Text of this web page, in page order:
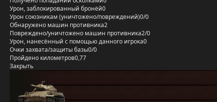
Урон, заблокированный бронёй0
Урон союзникам (уничтожено/повреждений)0/0
Обнаружено машин противника2
Повреждено/уничтожено машин противника2/0
Урон, нанесённый с помощью данного игрока0
Очки захвата/защиты базы0/0
Пройдено километров0,77
Закрыть